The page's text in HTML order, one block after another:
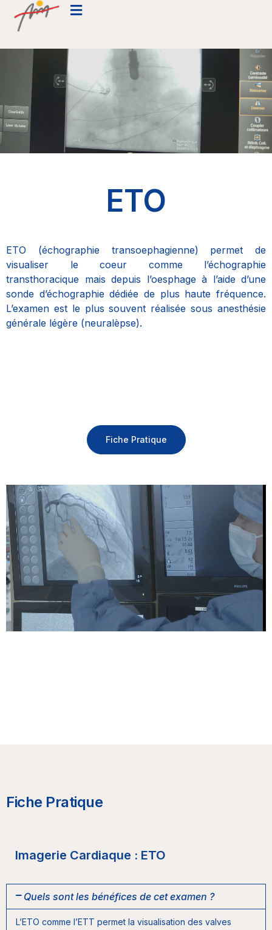
ETO
ETO (échographie transoephagienne) permet de
visualiser le coeur comme l’échographie
transthoracique mais depuis l’oesphage à l’aide d’une
sonde d’échographie dédiée de plus haute fréquence.
L’examen est le plus souvent réalisée sous anesthésie
générale légère (neuralèpse).
Fiche Pratique
Fiche Pratique
Imagerie Cardiaque : ETO
Quels sont les bénéfices de cet examen ?
L’ETO comme l’ETT permet la visualisation des valves